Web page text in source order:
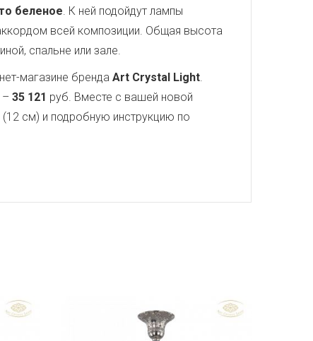
беленое. К ней подойдут лампы
всей композиции. Общая высота
спальне или зале.
магазине бренда Art Crystal Light.
– 35 121 руб. Вместе с вашей новой
см) и подробную инструкцию по